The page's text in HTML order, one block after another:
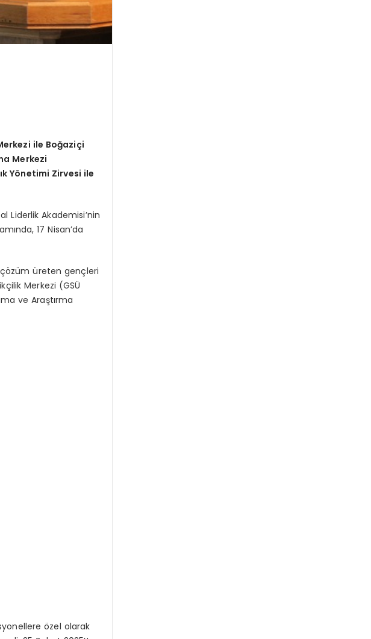
ile Boğaziçi
Merkezi
Yönetimi Zirvesi ile
Akademisi’nin
17 Nisan’da
çözüm üreten gençleri
Merkezi (GSÜ
ve Araştırma
özel olarak